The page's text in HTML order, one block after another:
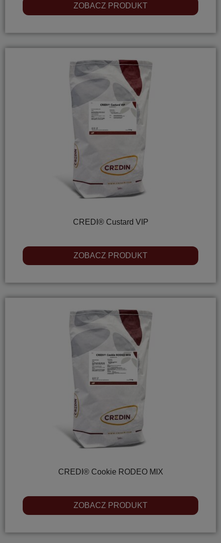
ZOBACZ PRODUKT
CREDI® Custard VIP
ZOBACZ PRODUKT
CREDI® Cookie RODEO MIX
ZOBACZ PRODUKT